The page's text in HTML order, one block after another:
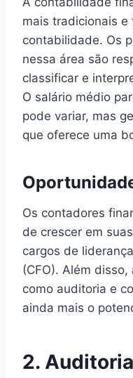
mais tradicionais
contabilidade. Os
nessa área são
classificar e
O salário médio
pode variar, mas
que oferece uma
Os contadores
de crescer em
cargos de
(CFO). Além
como auditoria e
ainda mais o
2.